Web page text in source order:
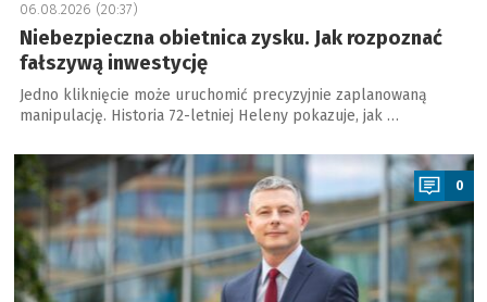
06.08.2026 (20:37)
Niebezpieczna obietnica zysku. Jak rozpoznać
fałszywą inwestycję
Jedno kliknięcie może uruchomić precyzyjnie zaplanowaną
manipulację. Historia 72-letniej Heleny pokazuje, jak …
a
0